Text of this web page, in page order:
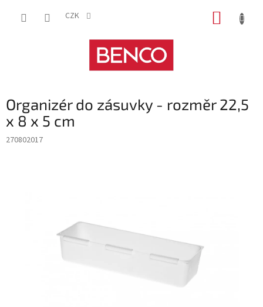
CZK
Organizér do zásuvky - rozměr 22,5
x 8 x 5 cm
270802017